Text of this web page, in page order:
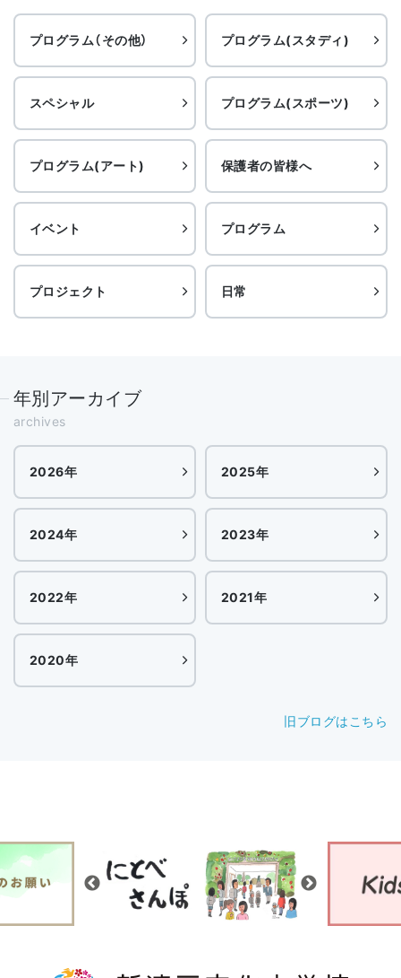
プログラム（その他） プログラム(スタディ)
スペシャル プログラム(スポーツ)
プログラム(アート) 保護者の皆様へ
イベント プログラム
プロジェクト 日常
年別アーカイブ
archives
2026年 2025年
2024年 2023年
2022年 2021年
2020年
旧ブログはこちら